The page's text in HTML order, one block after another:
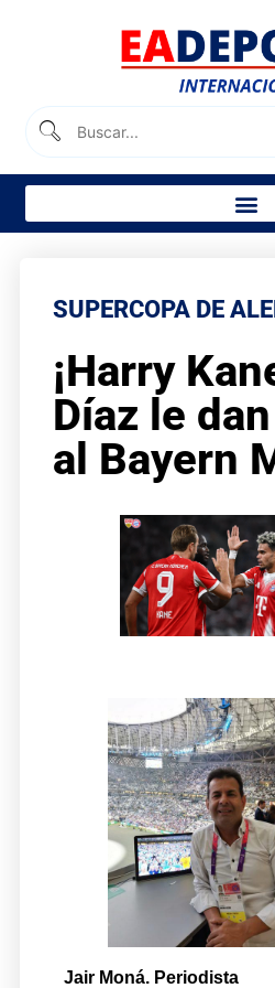
SUPERCOPA DE
¡Harry
Díaz le
al Bayern
Jair Moná. Periodista